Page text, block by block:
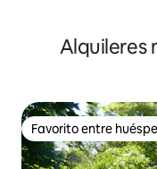
Alquileres
Favorito entre
Favorito entre